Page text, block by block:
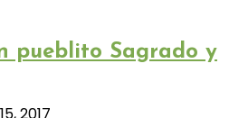
pueblito Sagrado y
2017